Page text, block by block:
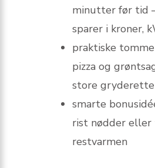
minutter før tid
sparer i kroner,
praktiske
pizza og
store
smarte
rist nødder
restvarmen